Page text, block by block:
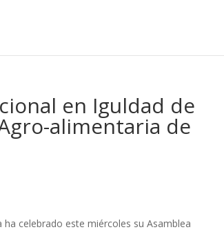
en Iguldad de
alimentaria de
celebrado este miércoles su Asamblea